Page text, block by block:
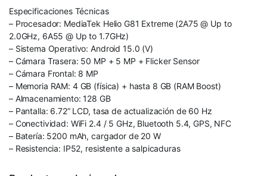
Especificaciones Técnicas
– Procesador: MediaTek Helio G81 Extreme (2A75 @ Up to
2.0GHz, 6A55 @ Up to 1.7GHz)
– Sistema Operativo: Android 15.0 (V)
– Cámara Trasera: 50 MP + 5 MP + Flicker Sensor
– Cámara Frontal: 8 MP
– Memoria RAM: 4 GB (física) + hasta 8 GB (RAM Boost)
– Almacenamiento: 128 GB
– Pantalla: 6.72” LCD, tasa de actualización de 60 Hz
– Conectividad: WiFi 2.4 / 5 GHz, Bluetooth 5.4, GPS, NFC
– Batería: 5200 mAh, cargador de 20 W
– Resistencia: IP52, resistente a salpicaduras